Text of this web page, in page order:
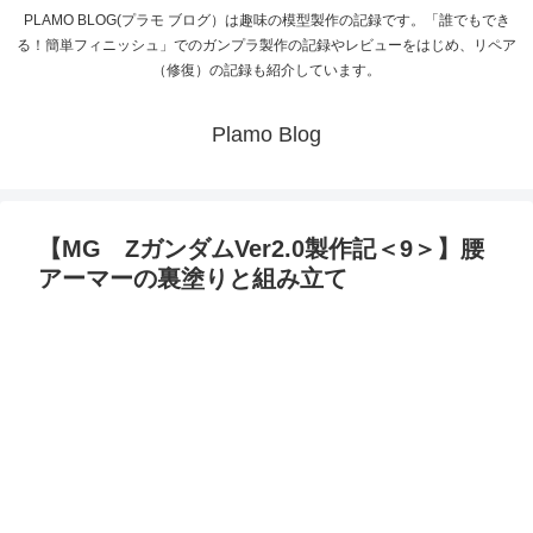
PLAMO BLOG(プラモ ブログ）は趣味の模型製作の記録です。「誰でもでき
る！簡単フィニッシュ」でのガンプラ製作の記録やレビューをはじめ、リペア
（修復）の記録も紹介しています。
Plamo Blog
【MG ZガンダムVer2.0製作記＜9＞】腰
アーマーの裏塗りと組み立て